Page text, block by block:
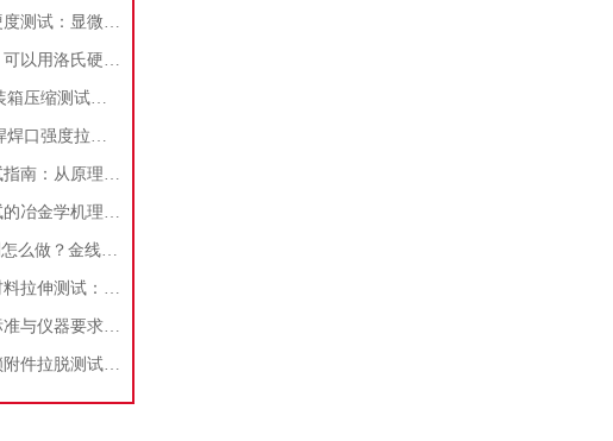
可吸收外科缝线硬度测试：显微硬度计的选型与实验方法
测试哪些材料时，可以用洛氏硬度计呢?洛氏硬度计的适用范围！
力学百科|海运集装箱压缩测试，原理和操作步骤分享
PE管道热熔对接焊焊口强度拉伸试验：操作步骤及制样方法分享！
推拉力测试机测试指南：从原理到精准执行PCB键合线可靠性评估
非破坏性拉力测试的冶金学机理与统计学控制原理
PCB板可靠性检测怎么做？金线拉力与焊球推力的推拉力测试机实操
一文读懂高分子材料拉伸测试：拉力试验机从开机到数据输出全流程
笔式注射器测试标准与仪器要求——氯化丁基橡胶活塞和垫片的泄漏性试验
玻璃注射器鲁尔锁附件拉脱测试：仪器操作与步骤解析